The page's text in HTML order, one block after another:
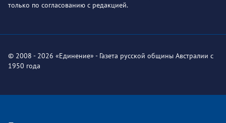
только по согласованию с редакцией.
© 2008 - 2026 «Единение» - Газета русской общины Австралии с
1950 года